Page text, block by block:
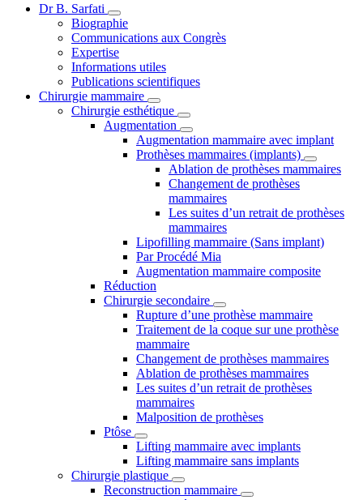
Dr B. Sarfati
Biographie
Communications aux Congrès
Expertise
Informations utiles
Publications scientifiques
Chirurgie mammaire
Chirurgie esthétique
Augmentation
Augmentation mammaire avec implant
Prothèses mammaires (implants)
Ablation de prothèses mammaires
Changement de prothèses
mammaires
Les suites d’un retrait de prothèses
mammaires
Lipofilling mammaire (Sans implant)
Par Procédé Mia
Augmentation mammaire composite
Réduction
Chirurgie secondaire
Rupture d’une prothèse mammaire
Traitement de la coque sur une prothèse
mammaire
Changement de prothèses mammaires
Ablation de prothèses mammaires
Les suites d’un retrait de prothèses
mammaires
Malposition de prothèses
Ptôse
Lifting mammaire avec implants
Lifting mammaire sans implants
Chirurgie plastique
Reconstruction mammaire